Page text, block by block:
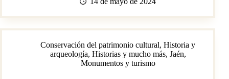
Fusiona
Arte,
y
Creatividad
en
Conservación del patrimonio cultural,Historia y
arqueología, Historias y mucho más, Jaén,
Monumentos y turismo